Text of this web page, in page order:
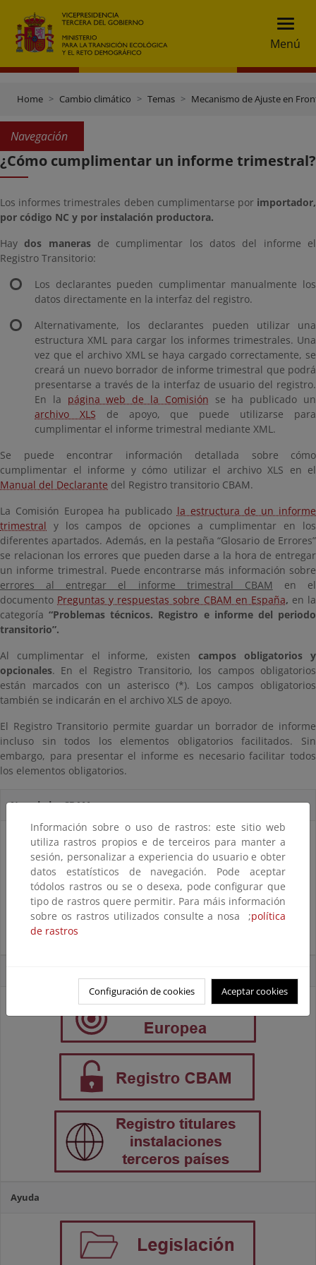
Menú
Home Cambio climático Temas Mecanismo de Ajuste en
Navegación
¿Cómo cumplimentar un informe trimestral?
Los informes trimestrales deben cumplimentarse por importador,
por código NC y por instalación productora.
Haydos manerasde cumplimentar los datos del informe el
Registro Transitorio:
Los declarantes pueden cumplimentar manualmente los
datos directamente en la interfaz del registro.
Alternativamente, los declarantes pueden utilizar una
estructura XML para cargar los informes trimestrales. Una
vez que el archivo XML se haya cargado correctamente, se
creará un nuevo borrador de informe trimestral que podrá
presentarse a través de la interfaz de usuario del registro.
En la página web de la Comisión se ha publicado un
archivo XLS de apoyo, que puede utilizarse para
cumplimentar el informe trimestral mediante XML.
Se puede encontrar información detallada sobre cómo
cumplimentar el informe y cómo utilizar el archivo XLS en el
Manual del Declarante del Registro transitorio CBAM.
La Comisión Europea ha publicado la estructura de un informe
trimestral y los campos de opciones a cumplimentar en los
diferentes apartados. Además, en la pestaña “Glosario de Errores”
se relacionan los errores que pueden darse a la hora de entregar
un informe trimestral. Puede encontrarse más información sobre
errores al entregar el informe trimestral CBAM en el
documento Preguntas y respuestas sobre CBAM en España, en la
categoría“Problemas técnicos. Registro e informe del periodo
transitorio”.
Al cumplimentar el informe, existen campos obligatorios y
opcionales. En el Registro Transitorio, los campos obligatorios
están marcados con un asterisco (*). Los campos obligatorios
también se indicarán en el archivo XLS de apoyo.
El Registro Transitorio permite guardar un borrador de informe
incluso sin todos los elementos obligatorios facilitados. Sin
embargo, para presentar el informe es necesario facilitar todos
los elementos obligatorios.
Novedades CBAM
Ayuda
Información sobre o uso de rastros: este sitio web
utiliza rastros propios e de terceiros para manter a
sesión, personalizar a experiencia do usuario e obter
datos estatísticos de navegación. Pode aceptar
tódolos rastros ou se o desexa, pode configurar que
tipo de rastros quere permitir. Para máis información
sobre os rastros utilizados consulte a nosa ;política
de rastros
Configuración de cookies Aceptar cookies